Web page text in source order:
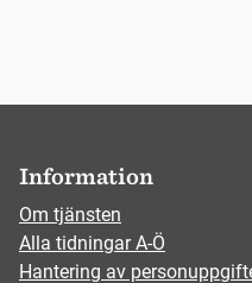
Information
Om tjänsten
Alla tidningar A-Ö
Hantering av